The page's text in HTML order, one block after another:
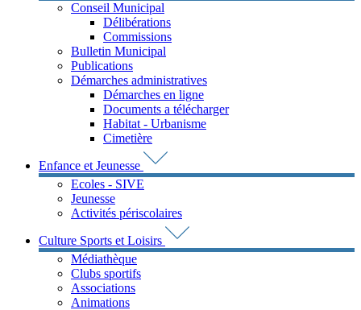
Conseil Municipal
Délibérations
Commissions
Bulletin Municipal
Publications
Démarches administratives
Démarches en ligne
Documents a télécharger
Habitat - Urbanisme
Cimetière
Enfance et Jeunesse
Ecoles - SIVE
Jeunesse
Activités périscolaires
Culture Sports et Loisirs
Médiathèque
Clubs sportifs
Associations
Animations